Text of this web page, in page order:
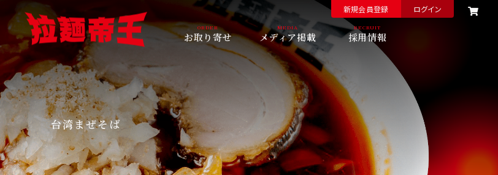
お取り寄せ メディア掲載 採用情報
新規会員登録 ログイン
台湾まぜそば